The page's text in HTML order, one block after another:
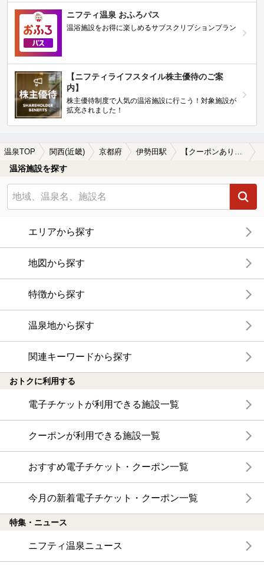
ニフティ温泉 おふろパス
温浴施設をお得に楽しめるサブスクリプションプラン
【ニフティライフスタイル株主優待のご案
内】
株主優待制度で人気の温浴施設に行こう！対象施設が
拡充されました！
温泉TOP 関西(近畿) 京都府 伊勢田駅
温浴施設を探す
エリアから探す
地図から探す
特徴から探す
温泉地から探す
関連キーワードから探す
おトクに利用する
電子チケットが利用できる施設一覧
クーポンが利用できる施設一覧
おすすめ電子チケット・クーポン一覧
今月の新着電子チケット・クーポン一覧
特集・ニュース
ニフティ温泉ニュース